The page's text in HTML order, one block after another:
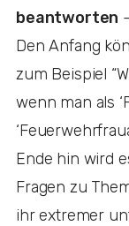
beantworten
Den Anfang
zum Beispiel
wenn man als
Ende hin wird
Fragen zu
ihr extremer